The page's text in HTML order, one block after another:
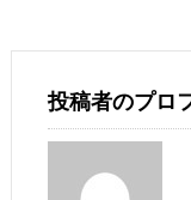
投稿者のプロ